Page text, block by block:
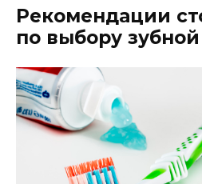
Рекомендации
по выбору